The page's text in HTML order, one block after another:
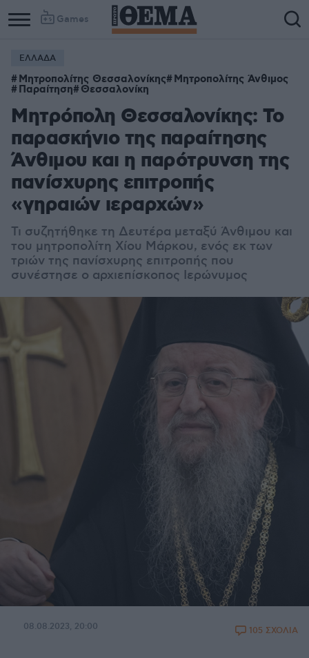
Games
Column
1
Column
2
ΕΛΛΑΔΑ
Μητροπολίτης Θεσσαλονίκης Μητροπολίτης Άνθιμος
Παραίτηση Θεσσαλονίκη
Μητρόπολη Θεσσαλονίκης: Το
παρασκήνιο της παραίτησης
Άνθιμου και η παρότρυνση της
πανίσχυρης επιτροπής
«γηραιών ιεραρχών»
Τι συζητήθηκε τη Δευτέρα μεταξύ Άνθιμου και
του μητροπολίτη Χίου Μάρκου, ενός εκ των
τριών της πανίσχυρης επιτροπής που
συνέστησε ο αρχιεπίσκοπος Ιερώνυμος
08.08.2023, 20:00 105 ΣΧΟΛΙΑ